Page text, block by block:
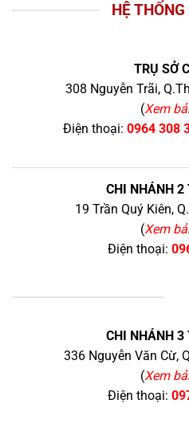
HỆ
TRỤ SỞ
308 Nguyễn Trãi,
(Xem
Điện thoại: 0964 308
CHI NHÁNH 2
19 Trần Quý Kiên,
(Xem
Điện thoại:
CHI NHÁNH 3
336 Nguyễn Văn Cừ,
(Xem
Điện thoại: